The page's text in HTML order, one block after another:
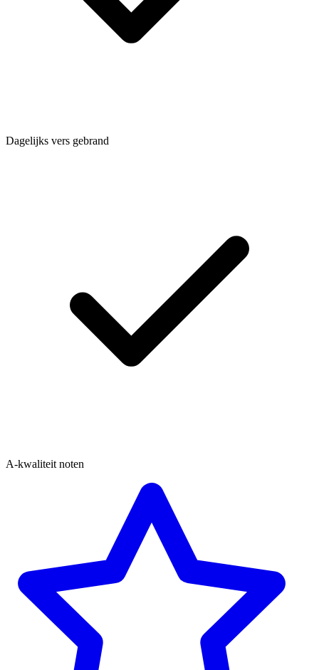
Dagelijks vers gebrand
A-kwaliteit noten